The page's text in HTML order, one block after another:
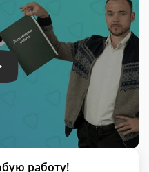
работу!